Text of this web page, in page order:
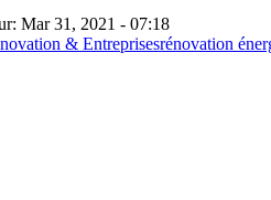
Mar 31, 2021 - 07:18
& Entreprisesrénovation